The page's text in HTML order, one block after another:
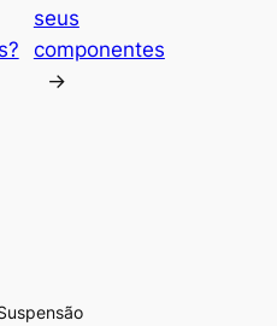
seus
componentes
→